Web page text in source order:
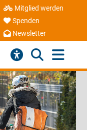
Mitglied werden
Spenden
Newsletter